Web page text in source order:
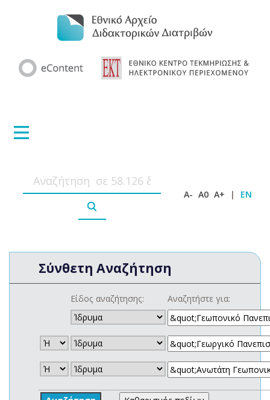
A- A0 A+ | EN
Σύνθετη Αναζήτηση
Είδος αναζήτησης: Αναζητήστε για: